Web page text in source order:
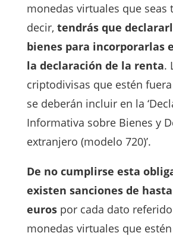
monedas virtuales que seas
decir, tendrás que
bienes para incorporarlas
la declaración de la renta.
criptodivisas que estén fuera
se deberán incluir en la
Informativa sobre Bienes y
extranjero (modelo 720)’.
De no cumplirse esta
existen sanciones de hasta
eurospor cada dato
monedas virtuales que estén